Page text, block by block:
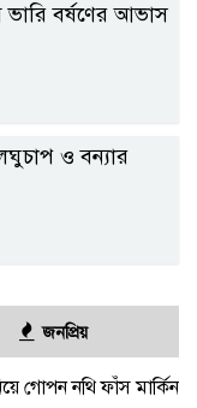
বর্ষণের আভাস
ও বন্যার
জনপ্রিয়
গোপন নথি ফাঁস মার্কিন